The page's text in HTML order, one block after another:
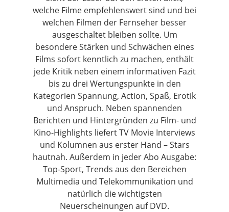
welche Filme empfehlenswert sind und bei
welchen Filmen der Fernseher besser
ausgeschaltet bleiben sollte. Um
besondere Stärken und Schwächen eines
Films sofort kenntlich zu machen, enthält
jede Kritik neben einem informativen Fazit
bis zu drei Wertungspunkte in den
Kategorien Spannung, Action, Spaß, Erotik
und Anspruch. Neben spannenden
Berichten und Hintergründen zu Film- und
Kino-Highlights liefert TV Movie Interviews
und Kolumnen aus erster Hand – Stars
hautnah. Außerdem in jeder Abo Ausgabe:
Top-Sport, Trends aus den Bereichen
Multimedia und Telekommunikation und
natürlich die wichtigsten
Neuerscheinungen auf DVD.